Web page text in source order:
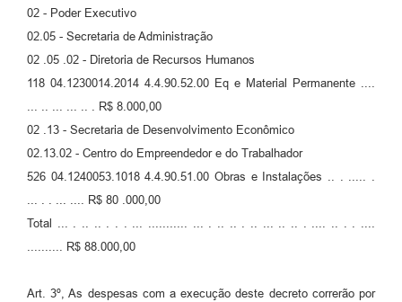
02 - Poder Executivo
02.05 - Secretaria de Administração
02 .05 .02 - Diretoria de Recursos Humanos
118 04.1230014.2014 4.4.90.52.00 Eq e Material Permanente ....
... .. ... ... .. . R$ 8.000,00
02 .13 - Secretaria de Desenvolvimento Econômico
02.13.02 - Centro do Empreendedor e do Trabalhador
526 04.1240053.1018 4.4.90.51.00 Obras e Instalações .. . ..... .
... . . ... .... R$ 80 .000,00
Total ... . .. .. . . . ... ........... ... . .. .. . .. ... .. .. . .... .. . . ....
.......... R$ 88.000,00
Art. 3º, As despesas com a execução deste decreto correrão por